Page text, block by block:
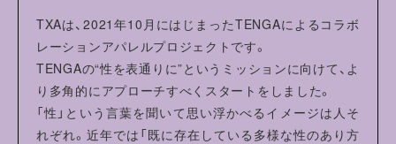
部分が毛羽立つ場合があります。
・干す際は、裏返した状態で、通気性のよい場所で陰干しを
してください。
TXAは、2021年10月にはじまったTENGAによるコラボ
レーションアパレルプロジェクトです。
TENGAの“性を表通りに”というミッションに向けて、よ
り多角的にアプローチすべくスタートをしました。
「性」という言葉を聞いて思い浮かべるイメージは人そ
れぞれ。近年では「既に存在している多様な性のあり方